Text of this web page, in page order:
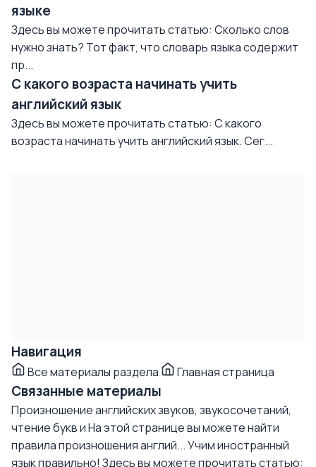
языке
Здесь вы можете прочитать статью: Сколько слов
нужно знать? Тот факт, что словарь языка содержит
пр...
С какого возраста начинать учить
английский язык
Здесь вы можете прочитать статью: С какого
возраста начинать учить английский язык. Сег...
Навигация
Все материалы раздела Главная страница
Связанные материалы
Произношение английских звуков, звукосочетаний,
чтение букв иНа этой странице вы можете найти
правила произношения англий...Учим иностранный
язык правильно! Здесь вы можете прочитать статью: